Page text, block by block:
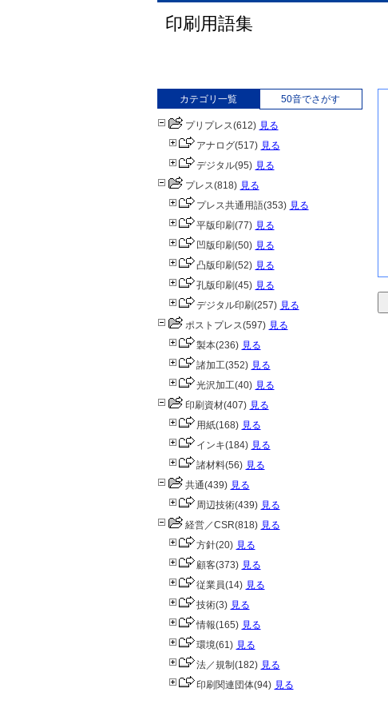
印刷用語集
カテゴリ一覧 50音でさがす
プリプレス(612) 見る
アナログ(517) 見る
デジタル(95) 見る
プレス(818) 見る
プレス共通用語(353) 見る
平版印刷(77) 見る
凹版印刷(50) 見る
凸版印刷(52) 見る
孔版印刷(45) 見る
デジタル印刷(257) 見る
ポストプレス(597) 見る
製本(236) 見る
諸加工(352) 見る
光沢加工(40) 見る
印刷資材(407) 見る
用紙(168) 見る
インキ(184) 見る
諸材料(56) 見る
共通(439) 見る
周辺技術(439) 見る
経営／CSR(818) 見る
方針(20) 見る
顧客(373) 見る
従業員(14) 見る
技術(3) 見る
情報(165) 見る
環境(61) 見る
法／規制 (182) 見る
印刷関連団体(94) 見る